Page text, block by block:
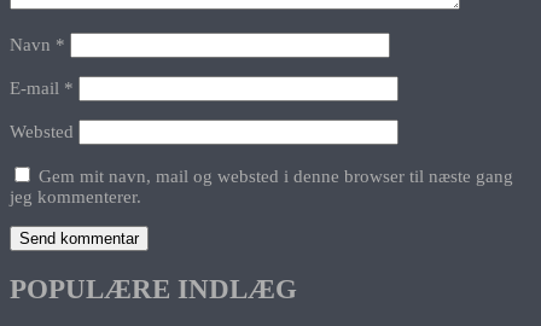
Navn *
E-mail *
Websted
Gem mit navn, mail og websted i denne browser til næste gang
jeg kommenterer.
POPULÆRE INDLÆG